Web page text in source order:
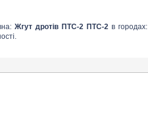
Жгут дротів ПТС-2 ПТС-2в городах: